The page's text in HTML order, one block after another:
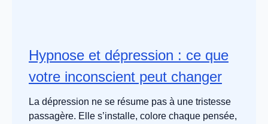
Hypnose et dépression : ce que
votre inconscient peut changer
La dépression ne se résume pas à une tristesse
passagère. Elle s’installe, colore chaque pensée,